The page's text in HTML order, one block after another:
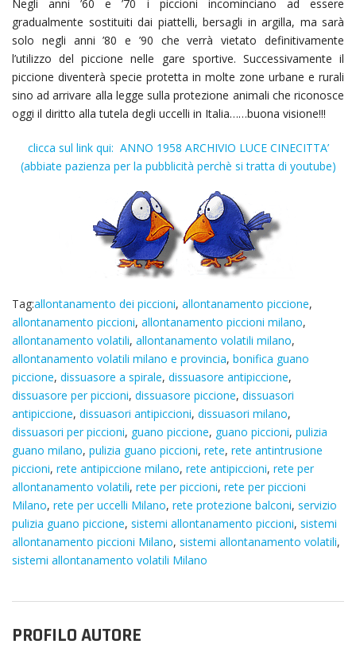
Negli anni ’60 e ’70 i piccioni incominciano ad essere
gradualmente sostituiti dai piattelli, bersagli in argilla, ma sarà
solo negli anni ’80 e ’90 che verrà vietato definitivamente
l’utilizzo del piccione nelle gare sportive. Successivamente il
piccione diventerà specie protetta in molte zone urbane e rurali
sino ad arrivare alla legge sulla protezione animali che riconosce
oggi il diritto alla tutela degli uccelli in Italia……buona visione!!!
clicca sul link qui: ANNO 1958 ARCHIVIO LUCE CINECITTA’
(abbiate pazienza per la pubblicità perchè si tratta di youtube)
Tag:allontanamento dei piccioni, allontanamento piccione,
allontanamento piccioni, allontanamento piccioni milano,
allontanamento volatili, allontanamento volatili milano,
allontanamento volatili milano e provincia, bonifica guano
piccione, dissuasore a spirale, dissuasore antipiccione,
dissuasore per piccioni, dissuasore piccione, dissuasori
antipiccione, dissuasori antipiccioni, dissuasori milano,
dissuasori per piccioni, guano piccione, guano piccioni, pulizia
guano milano, pulizia guano piccioni, rete, rete antintrusione
piccioni, rete antipiccione milano, rete antipiccioni, rete per
allontanamento volatili, rete per piccioni, rete per piccioni
Milano, rete per uccelli Milano, rete protezione balconi, servizio
pulizia guano piccione, sistemi allontanamento piccioni, sistemi
allontanamento piccioni Milano, sistemi allontanamento volatili,
sistemi allontanamento volatili Milano
PROFILO AUTORE